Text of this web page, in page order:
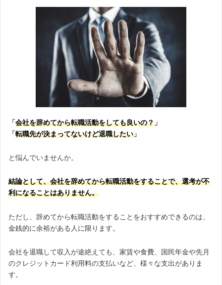
「会社を辞めてから転職活動をしても良いの？ 」
「転職先が決まってないけど退職したい 」
と悩んでいませんか。
結論として、会社を辞めてから転職活動をすることで、選考が不
利になることはありません。
ただし、辞めてから転職活動をすることをおすすめできるのは、
金銭的に余裕がある人に限ります。
会社を退職して収入が途絶えても、家賃や食費、国民年金や先月
のクレジットカード利用料の支払いなど、様々な支出がありま
す。